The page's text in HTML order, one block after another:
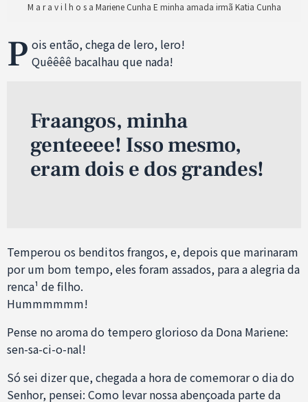
M a r a v i l h o s a Mariene Cunha E minha amada irmã Katia Cunha
P ois então, chega de lero, lero!
Quêêêê bacalhau que nada!
Fraangos, minha
genteeee! Isso mesmo,
eram dois e dos grandes!
Temperou os benditos frangos, e, depois que marinaram
por um bom tempo, eles foram assados, para a alegria da
renca¹ de filho.
Hummmmmm!
Pense no aroma do tempero glorioso da Dona Mariene:
sen-sa-ci-o-nal!
Só sei dizer que, chegada a hora de comemorar o dia do
Senhor, pensei: Como levar nossa abençoada parte da